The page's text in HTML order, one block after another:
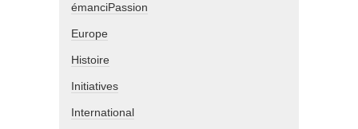
émanciPassion
Europe
Histoire
Initiatives
International